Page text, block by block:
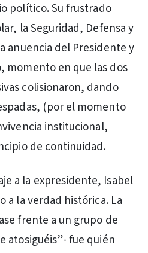
político. Su frustrado
la Seguridad, Defensa y
anuencia del Presidente y
momento en que las dos
colisionaron, dando
(por el momento
institucional,
de continuidad.
a la expresidente, Isabel
a la verdad histórica. La
frente a un grupo de
atosiguéis”- fue quién